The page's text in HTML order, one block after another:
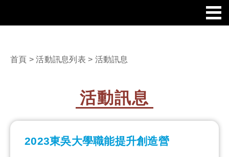
首頁 >活動訊息列表 > 活動訊息
活動訊息
2023東吳大學職能提升創造營